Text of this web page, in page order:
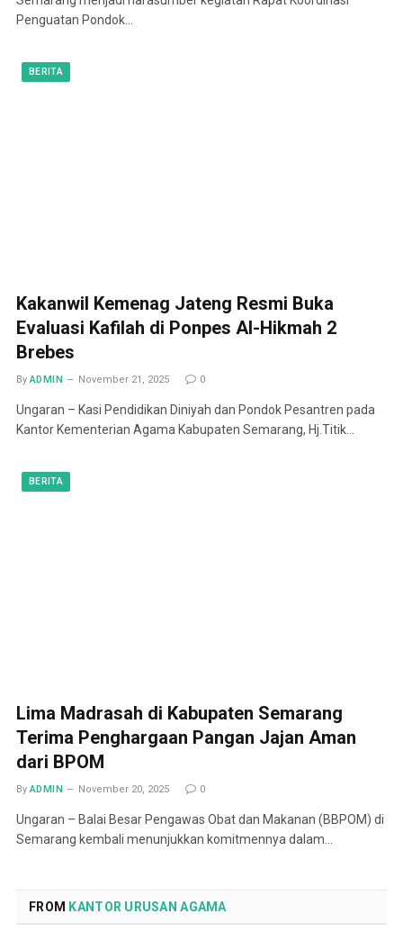
Penguatan Pondok…
BERITA
Kakanwil Kemenag Jateng Resmi Buka
Evaluasi Kafilah di Ponpes Al-Hikmah 2
Brebes
By ADMIN November 21, 2025 0
Ungaran – Kasi Pendidikan Diniyah dan Pondok Pesantren pada
Kantor Kementerian Agama Kabupaten Semarang, Hj.Titik…
BERITA
Lima Madrasah di Kabupaten Semarang
Terima Penghargaan Pangan Jajan Aman
dari BPOM
By ADMIN November 20, 2025 0
Ungaran – Balai Besar Pengawas Obat dan Makanan (BBPOM) di
Semarang kembali menunjukkan komitmennya dalam…
FROM KANTOR URUSAN AGAMA